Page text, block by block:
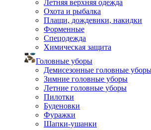
Летняя верхняя одежда
Охота и рыбалка
Плащи, дождевики, накидки
Форменные
Спецодежда
Химическая защита
Головные уборы
Демисезонные головные
Зимние головные уборы
Летние головные уборы
Пилотки
Буденовки
Фуражки
Шапки-ушанки